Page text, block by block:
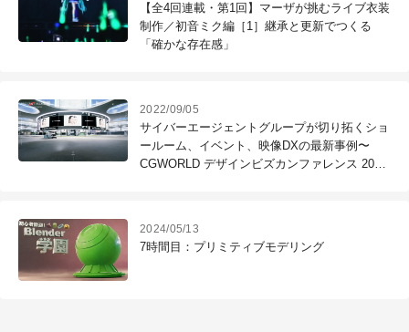
【全4回連載・第1回】マーザが挑むライブ衣装
制作／初音ミク編［1］継承と更新でつくる
「確かな存在感」
2022/09/05
サイバーエージェントグループが切り拓くショ
ールーム、イベント、映像DXの最新事例〜
CGWORLD デザインビズカンファレンス 2022
2024/05/13
7時間目：プリミティブモデリング